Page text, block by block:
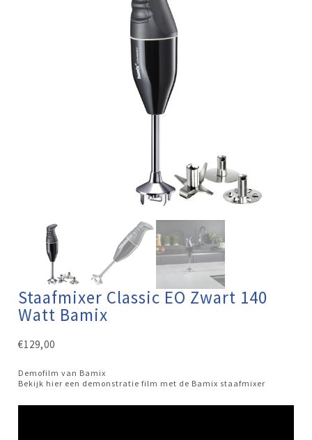
Staafmixer Classic EO Zwart 140
Watt Bamix
€129,00
Demofilm van Bamix
Bekijk hier een demonstratie film met de Bamix staafmixer